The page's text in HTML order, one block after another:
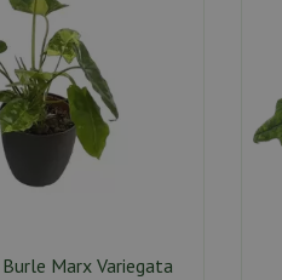
Marx Variegata